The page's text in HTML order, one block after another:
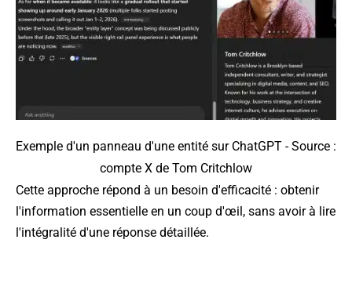
Exemple d'un panneau d'une entité sur ChatGPT - Source :
compte X de Tom Critchlow
Cette approche répond à un besoin d'efficacité : obtenir
l'information essentielle en un coup d'œil, sans avoir à lire
l'intégralité d'une réponse détaillée.